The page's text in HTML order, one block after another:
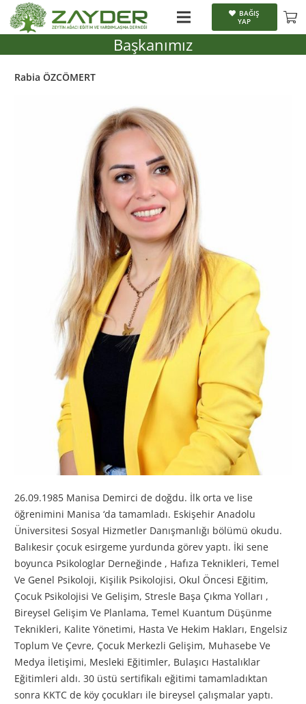
BAĞIŞ
YAP
Başkanımız
Rabia ÖZCÖMERT
26.09.1985 Manisa Demirci de doğdu. İlk orta ve lise
öğrenimini Manisa ‘da tamamladı. Eskişehir Anadolu
Üniversitesi Sosyal Hizmetler Danışmanlığı bölümü okudu.
Balıkesir çocuk esirgeme yurdunda görev yaptı. İki sene
boyunca Psikologlar Derneğinde , Hafıza Teknikleri, Temel
Ve Genel Psikoloji, Kişilik Psikolojisi, Okul Öncesi Eğitim,
Çocuk Psikolojisi Ve Gelişim, Stresle Başa Çıkma Yolları ,
Bireysel Gelişim Ve Planlama, Temel Kuantum Düşünme
Teknikleri, Kalite Yönetimi, Hasta Ve Hekim Hakları, Engelsiz
Toplum Ve Çevre, Çocuk Merkezli Gelişim, Muhasebe Ve
Medya İletişimi, Mesleki Eğitimler, Bulaşıcı Hastalıklar
Eğitimleri aldı. 30 üstü sertifikalı eğitimi tamamladıktan
sonra KKTC de köy çocukları ile bireysel çalışmalar yaptı.